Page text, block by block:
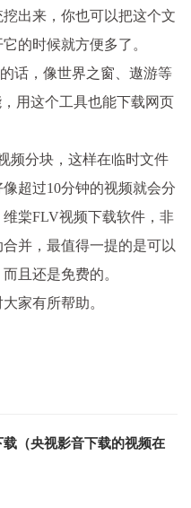
出来，你也可以把这个文
的时候就方便多了。
话，像世界之窗、遨游等
用这个工具也能下载网页
频分块，这样在临时文件
超过10分钟的视频就会分
棠FLV视频下载软件，非
并，最值得一提的是可以
且还是免费的。
家有所帮助。
（央视影音下载的视频在